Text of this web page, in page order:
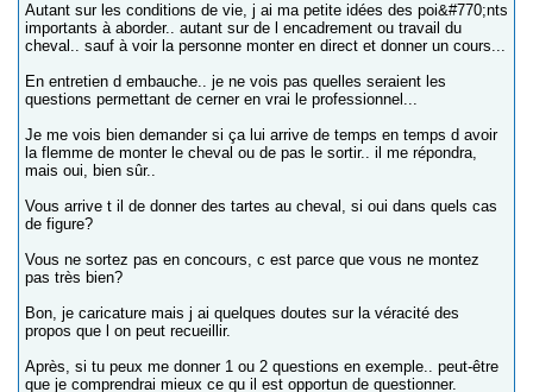
Autant sur les conditions de vie, j ai ma petite idées des poi&#770;nts
importants à aborder.. autant sur de l encadrement ou travail du
cheval.. sauf à voir la personne monter en direct et donner un cours...
En entretien d embauche.. je ne vois pas quelles seraient les
questions permettant de cerner en vrai le professionnel...
Je me vois bien demander si ça lui arrive de temps en temps d avoir
la flemme de monter le cheval ou de pas le sortir.. il me répondra,
mais oui, bien sûr..
Vous arrive t il de donner des tartes au cheval, si oui dans quels cas
de figure?
Vous ne sortez pas en concours, c est parce que vous ne montez
pas très bien?
Bon, je caricature mais j ai quelques doutes sur la véracité des
propos que l on peut recueillir.
Après, si tu peux me donner 1 ou 2 questions en exemple.. peut-être
que je comprendrai mieux ce qu il est opportun de questionner.